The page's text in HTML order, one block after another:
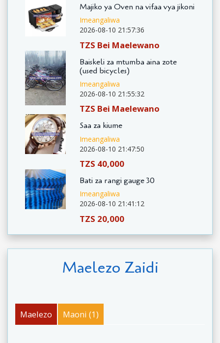
Majiko ya Oven na vifaa vya jikoni
Imeangaliwa
2026-08-10 21:57:36
TZS Bei Maelewano
Baiskeli za mtumba aina zote
(used bicycles)
Imeangaliwa
2026-08-10 21:55:32
TZS Bei Maelewano
Saa za kiume
Imeangaliwa
2026-08-10 21:47:50
TZS 40,000
Bati za rangi gauge 30
Imeangaliwa
2026-08-10 21:41:12
TZS 20,000
Maelezo Zaidi
Maelezo Maoni (1)